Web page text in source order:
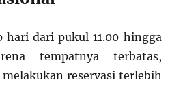
hari dari pukul 11.00 hingga
tempatnya terbatas,
reservasi terlebih